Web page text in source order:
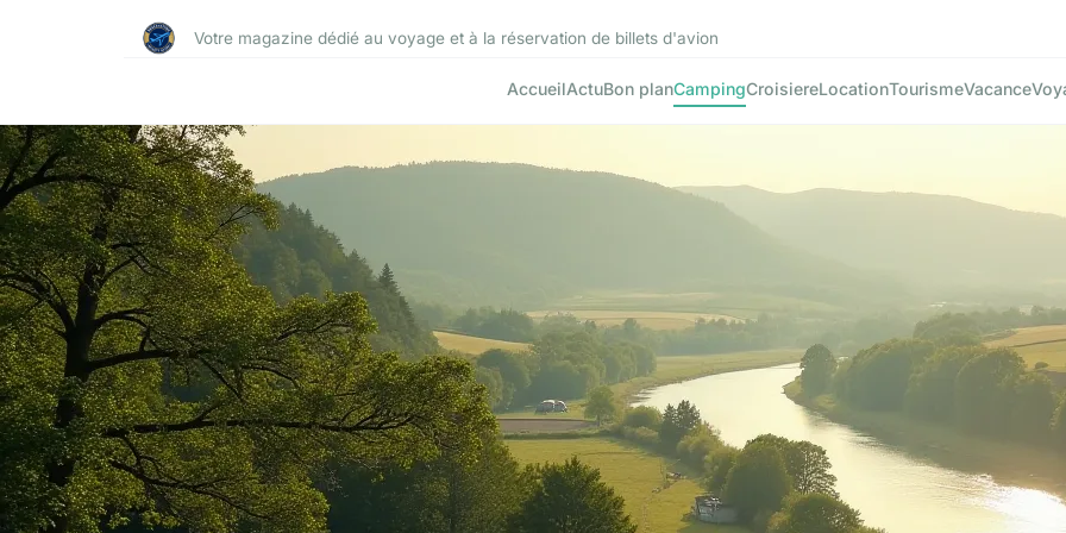
Votre magazine dédié au voyage et à la réservation de billets d'avion
AccueilActuBon planCampingCroisiereLocationTourismeVacance